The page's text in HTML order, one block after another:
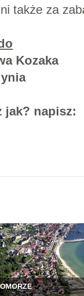
także za
Kozaka
jak? napisz: